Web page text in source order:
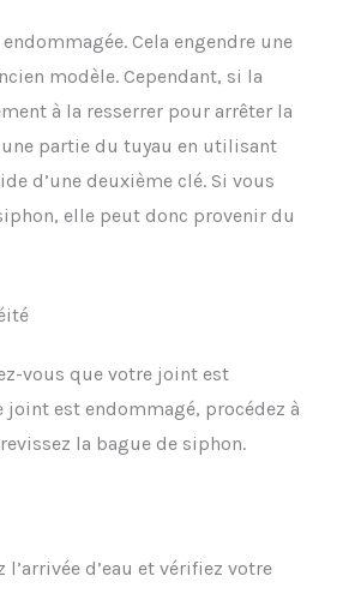
Cela engendre une
modèle. Cependant, si la
à la resserrer pour arrêter la
partie du tuyau en utilisant
d’une deuxième clé. Si vous
elle peut donc provenir du
vous que votre joint est
est endommagé, procédez à
la bague de siphon.
d’eau et vérifiez votre